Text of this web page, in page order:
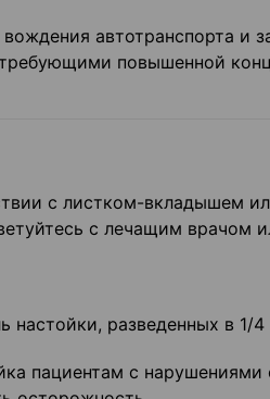
автотранспорта и
повышенной
с листком-вкладышем
с лечащим врачом
разведенных в 1/
пациентам с нарушениями